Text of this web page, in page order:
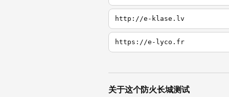
http://e-klase.lv
https://e-lyco.fr
关于这个防火长城测试